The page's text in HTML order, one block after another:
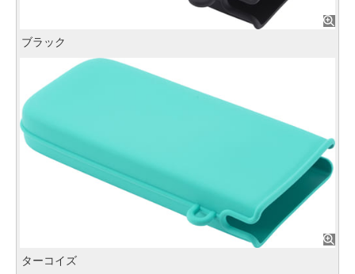
ブラック
ターコイズ